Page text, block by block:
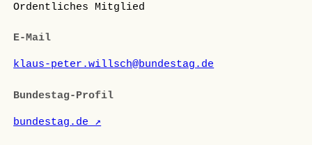
Ordentliches Mitglied
E-Mail
klaus-peter.willsch@bundestag.de
Bundestag-Profil
bundestag.de ↗